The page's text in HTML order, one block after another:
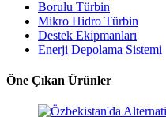
Borulu Türbin
Mikro Hidro Türbin
Destek Ekipmanları
Enerji Depolama Sistemi
Öne Çıkan Ürünler